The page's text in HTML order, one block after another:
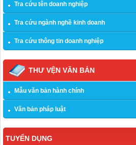
Tra cứu tên doanh nghiệp
Tra cứu ngành nghề kinh doanh
Tra cứu thông tin doanh nghiệp
THƯ VỆN VĂN BẢN
Mẫu văn bản hành chính
Văn bản pháp luật
TUYỂN DỤNG